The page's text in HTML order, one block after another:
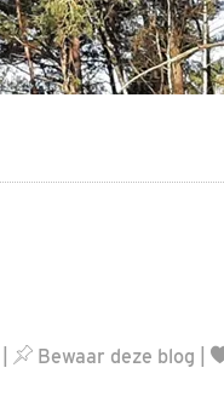
Bewaar deze blog